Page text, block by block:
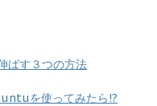
ばす３つの方法
を使ってみたら!?